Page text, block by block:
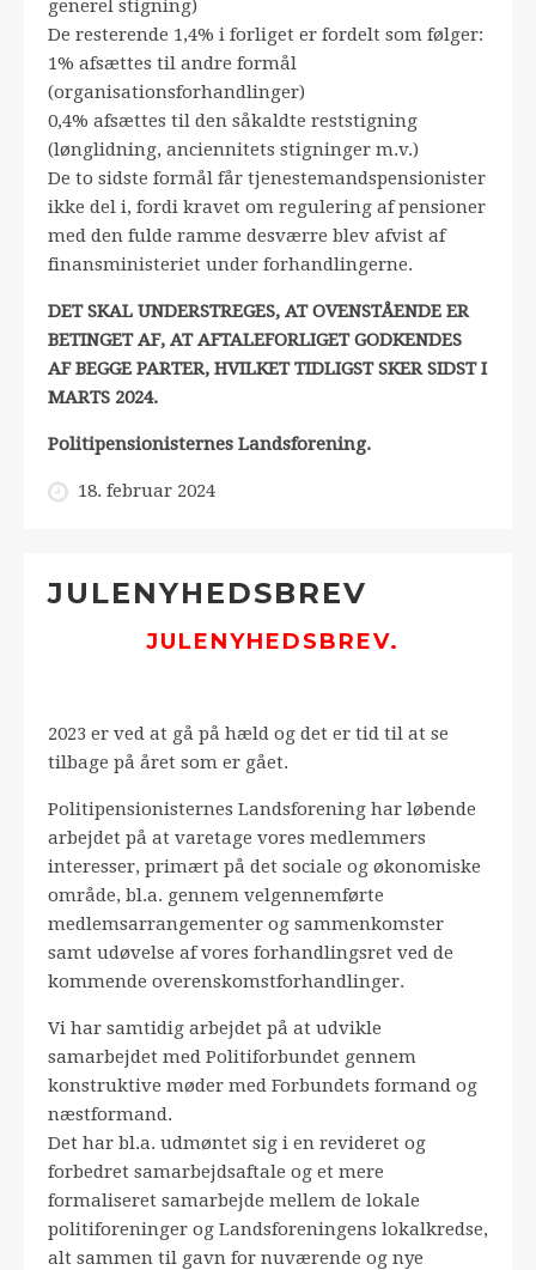
generel stigning)
De resterende 1,4% i forliget er fordelt som følger:
1% afsættes til andre formål
(organisationsforhandlinger)
0,4% afsættes til den såkaldte reststigning
(lønglidning, anciennitets stigninger m.v.)
De to sidste formål får tjenestemandspensionister
ikke del i, fordi kravet om regulering af pensioner
med den fulde ramme desværre blev afvist af
finansministeriet under forhandlingerne.
DET SKAL UNDERSTREGES, AT OVENSTÅENDE ER
BETINGET AF, AT AFTALEFORLIGET GODKENDES
AF BEGGE PARTER, HVILKET TIDLIGST SKER SIDST I
MARTS 2024.
Politipensionisternes Landsforening.
18. februar 2024
JULENYHEDSBREV
JULENYHEDSBREV.
2023 er ved at gå på hæld og det er tid til at se
tilbage på året som er gået.
Politipensionisternes Landsforening har løbende
arbejdet på at varetage vores medlemmers
interesser, primært på det sociale og økonomiske
område, bl.a. gennem velgennemførte
medlemsarrangementer og sammenkomster
samt udøvelse af vores forhandlingsret ved de
kommende overenskomstforhandlinger.
Vi har samtidig arbejdet på at udvikle
samarbejdet med Politiforbundet gennem
konstruktive møder med Forbundets formand og
næstformand.
Det har bl.a. udmøntet sig i en revideret og
forbedret samarbejdsaftale og et mere
formaliseret samarbejde mellem de lokale
politiforeninger og Landsforeningens lokalkredse,
alt sammen til gavn for nuværende og nye